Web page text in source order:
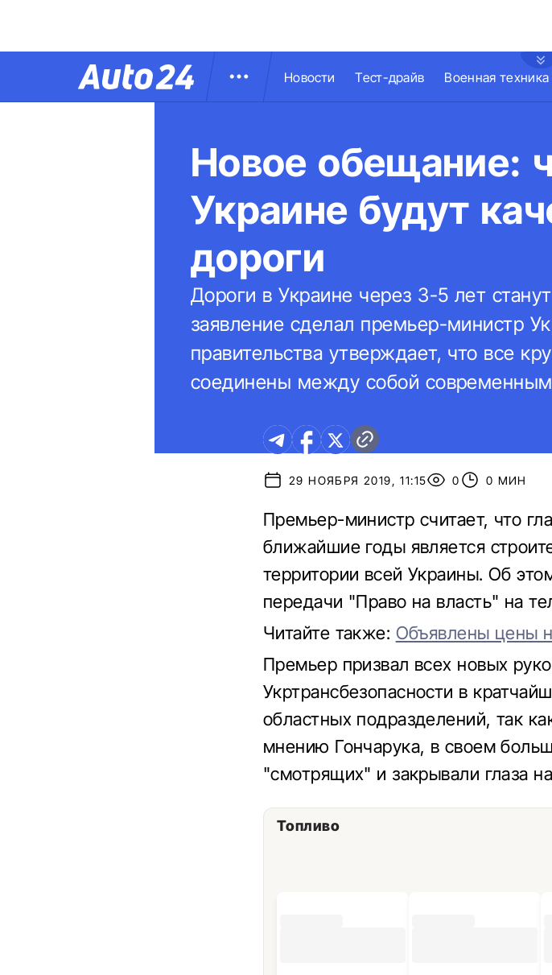
Новости Тест-драйв Военная техника
Новое обещание:
Украине будут
дороги
Дороги в Украине через 3-5 лет
заявление сделал премьер-министр
правительства утверждает, что все
соединены между собой
29 НОЯБРЯ 2019, 11:15 0 0 МИН
Премьер-министр считает, что
ближайшие годы является
территории всей Украины. Об
передачи "Право на власть" на
Читайте также: Объявлены цены
Премьер призвал всех новых
Укртрансбезопасности в
областных подразделений, так
мнению Гончарука, в своем
"смотрящих" и закрывали глаза
Топливо